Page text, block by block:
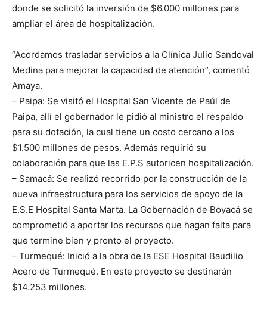
donde se solicitó la inversión de $6.000 millones para
ampliar el área de hospitalización.
“Acordamos trasladar servicios a la Clínica Julio Sandoval
Medina para mejorar la capacidad de atención”, comentó
Amaya.
– Paipa: Se visitó el Hospital San Vicente de Paúl de
Paipa, allí el gobernador le pidió al ministro el respaldo
para su dotación, la cual tiene un costo cercano a los
$1.500 millones de pesos. Además requirió su
colaboración para que las E.P.S autoricen hospitalización.
– Samacá: Se realizó recorrido por la construcción de la
nueva infraestructura para los servicios de apoyo de la
E.S.E Hospital Santa Marta. La Gobernación de Boyacá se
comprometió a aportar los recursos que hagan falta para
que termine bien y pronto el proyecto.
– Turmequé: Inició a la obra de la ESE Hospital Baudilio
Acero de Turmequé. En este proyecto se destinarán
$14.253 millones.